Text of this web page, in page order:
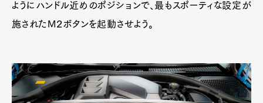
ようにハンドル近めのポジションで、最もスポーティな設定が
施されたM２ボタンを起動させよう。